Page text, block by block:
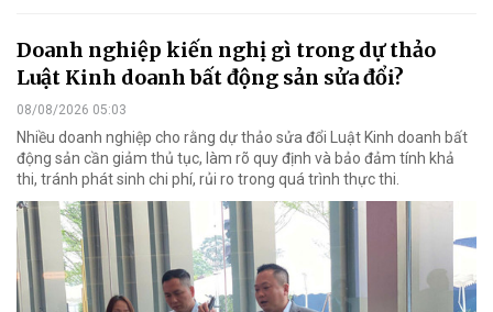
Doanh nghiệp kiến nghị gì trong dự thảo
Luật Kinh doanh bất động sản sửa đổi?
08/08/2026 05:03
Nhiều doanh nghiệp cho rằng dự thảo sửa đổi Luật Kinh doanh bất
động sản cần giảm thủ tục, làm rõ quy định và bảo đảm tính khả
thi, tránh phát sinh chi phí, rủi ro trong quá trình thực thi.